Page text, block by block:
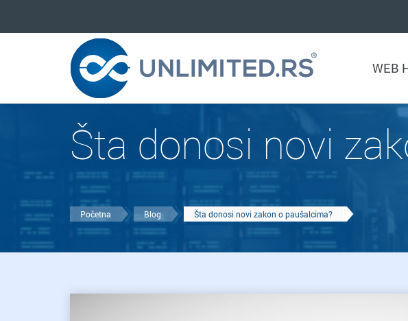
WEB
Šta donosi novi
Početna Blog Šta donosi novi zakon o paušalcima?